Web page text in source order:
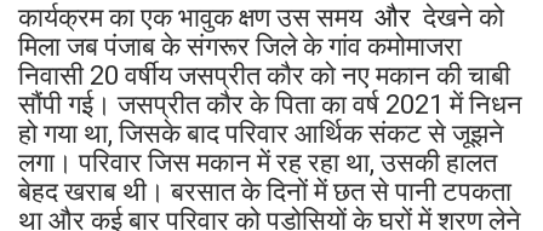
कार्यक्रम का एक भावुक क्षण उस समय और देखने को
मिला जब पंजाब के संगरूर जिले के गांव कमोमाजरा
निवासी 20 वर्षीय जसप्रीत कौर को नए मकान की चाबी
सौंपी गई। जसप्रीत कौर के पिता का वर्ष 2021 में निधन
हो गया था, जिसके बाद परिवार आर्थिक संकट से जूझने
लगा। परिवार जिस मकान में रह रहा था, उसकी हालत
बेहद खराब थी। बरसात के दिनों में छत से पानी टपकता
था और कई बार परिवार को पड़ोसियों के घरों में शरण लेने